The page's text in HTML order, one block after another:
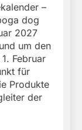
–
dog
2027
um den
Februar
für
Produkte
der